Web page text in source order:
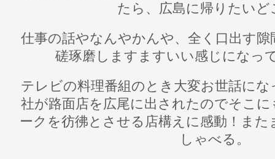
たら、広島に帰りたいど
仕事の話やなんやかんや、全く口出す
磋琢磨しますますいい感じになっ
テレビの料理番組のとき大変お世話に
社が路面店を広尾に出されたのでそこ
ークを彷彿とさせる店構えに感動！ま
しゃべる。